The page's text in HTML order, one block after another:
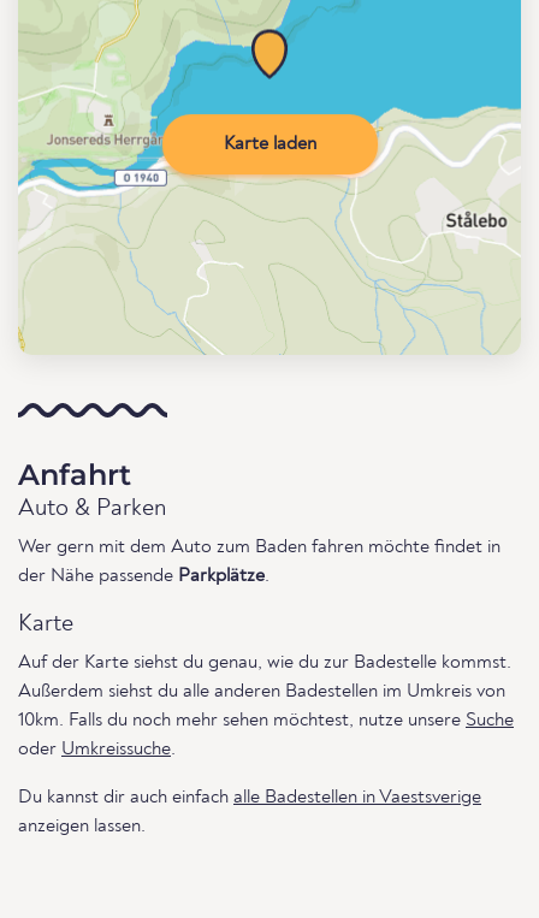
Karte laden
Anfahrt
Auto & Parken
Wer gern mit dem Auto zum Baden fahren möchte findet in
der Nähe passende Parkplätze.
Karte
Auf der Karte siehst du genau, wie du zur Badestelle kommst.
Außerdem siehst du alle anderen Badestellen im Umkreis von
10km. Falls du noch mehr sehen möchtest, nutze unsere Suche
oder Umkreissuche.
Du kannst dir auch einfach alle Badestellen in Vaestsverige
anzeigen lassen.